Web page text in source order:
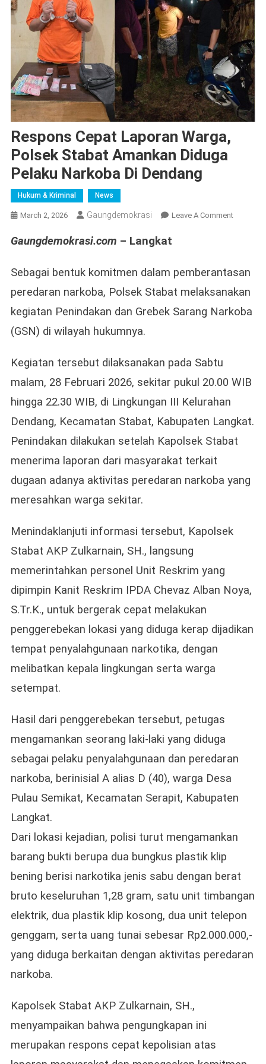
Respons Cepat Laporan Warga,
Polsek Stabat Amankan Diduga
Pelaku Narkoba Di Dendang
Hukum & Kriminal News
March 2, 2026 Gaungdemokrasi Leave A CommentOn
Warga,
Stabat
Amankan
Dendang
Gaungdemokrasi.com – Langkat
Sebagai bentuk komitmen dalam pemberantasan
peredaran narkoba, Polsek Stabat melaksanakan
kegiatan Penindakan dan Grebek Sarang Narkoba
(GSN) di wilayah hukumnya.
Kegiatan tersebut dilaksanakan pada Sabtu
malam, 28 Februari 2026, sekitar pukul 20.00 WIB
hingga 22.30 WIB, di Lingkungan III Kelurahan
Dendang, Kecamatan Stabat, Kabupaten Langkat.
Penindakan dilakukan setelah Kapolsek Stabat
menerima laporan dari masyarakat terkait
dugaan adanya aktivitas peredaran narkoba yang
meresahkan warga sekitar.
Menindaklanjuti informasi tersebut, Kapolsek
Stabat AKP Zulkarnain, SH., langsung
memerintahkan personel Unit Reskrim yang
dipimpin Kanit Reskrim IPDA Chevaz Alban Noya,
S.Tr.K., untuk bergerak cepat melakukan
penggerebekan lokasi yang diduga kerap dijadikan
tempat penyalahgunaan narkotika, dengan
melibatkan kepala lingkungan serta warga
setempat.
Hasil dari penggerebekan tersebut, petugas
mengamankan seorang laki-laki yang diduga
sebagai pelaku penyalahgunaan dan peredaran
narkoba, berinisial A alias D (40), warga Desa
Pulau Semikat, Kecamatan Serapit, Kabupaten
Langkat.
Dari lokasi kejadian, polisi turut mengamankan
barang bukti berupa dua bungkus plastik klip
bening berisi narkotika jenis sabu dengan berat
bruto keseluruhan 1,28 gram, satu unit timbangan
elektrik, dua plastik klip kosong, dua unit telepon
genggam, serta uang tunai sebesar Rp2.000.000,-
yang diduga berkaitan dengan aktivitas peredaran
narkoba.
Kapolsek Stabat AKP Zulkarnain, SH.,
menyampaikan bahwa pengungkapan ini
merupakan respons cepat kepolisian atas